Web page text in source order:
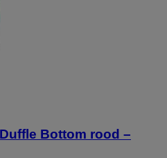
Bottom rood –